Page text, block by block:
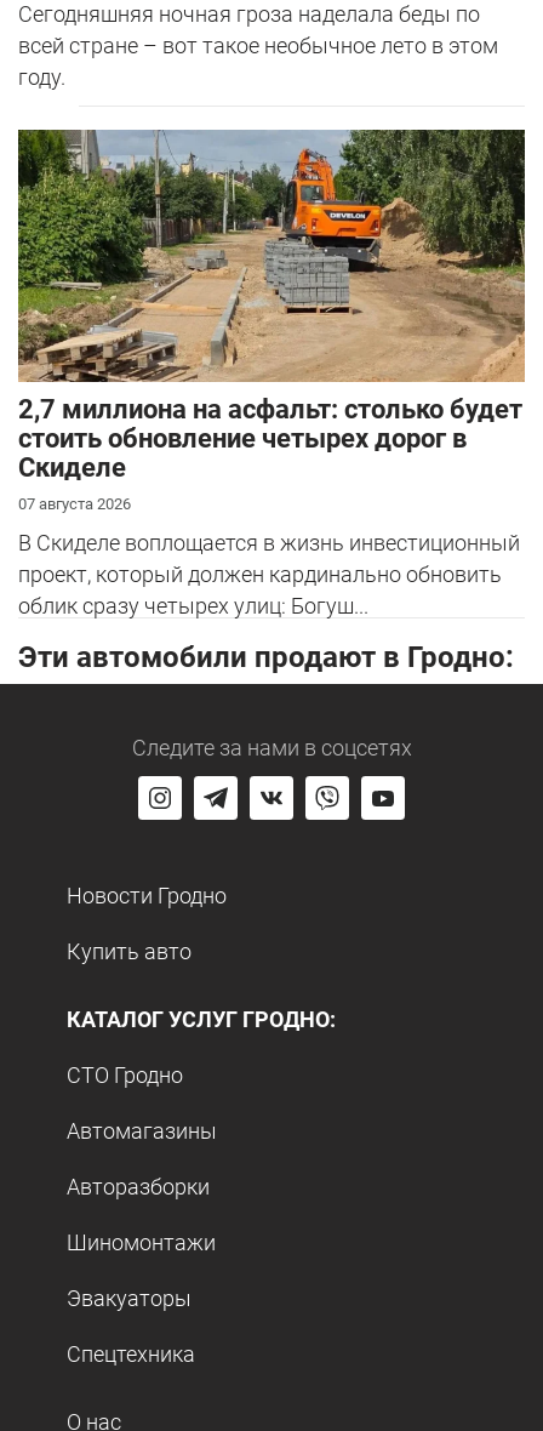
Сегодняшняя ночная гроза наделала беды по
всей стране – вот такое необычное лето в этом
году.
2,7 миллиона на асфальт: столько будет
стоить обновление четырех дорог в
Скиделе
07 августа 2026
В Скиделе воплощается в жизнь инвестиционный
проект, который должен кардинально обновить
облик сразу четырех улиц: Богуш...
Эти автомобили продают в Гродно:
Следите за нами в соцсетях
Новости Гродно
Купить авто
КАТАЛОГ УСЛУГ ГРОДНО:
СТО Гродно
Автомагазины
Авторазборки
Шиномонтажи
Эвакуаторы
Спецтехника
О нас